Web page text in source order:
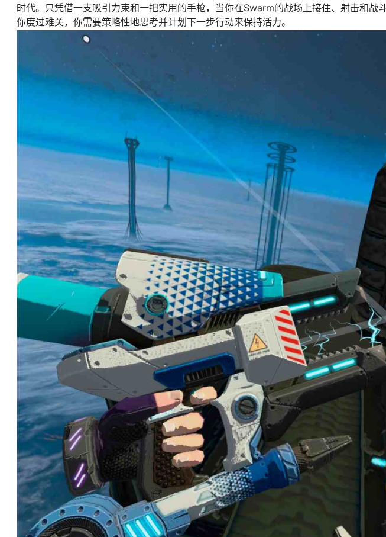
时代。只凭借一支吸引力束和一把实用的手枪，当你在Swarm的战场上接住、射击和战
你度过难关，你需要策略性地思考并计划下一步行动来保持活力。